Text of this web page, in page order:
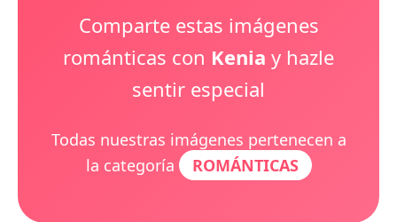
Comparte estas imágenes
románticas con Kenia y hazle
sentir especial
Todas nuestras imágenes pertenecen a
la categoría
ROMÁNTICAS